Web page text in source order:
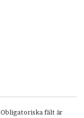
Obligatoriska fält är